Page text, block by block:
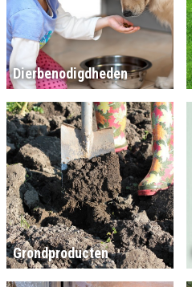
Dierbenodigdheden
Grondproducten